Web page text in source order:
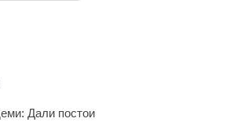
Дали постои